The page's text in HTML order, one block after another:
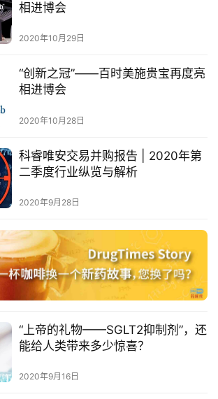
相进博会
2020年10月29日
“创新之冠”——百时美施贵宝再度亮
相进博会
2020年10月28日
科睿唯安交易并购报告 | 2020年第
二季度行业纵览与解析
2020年9月28日
“上帝的礼物——SGLT2抑制剂”，还
能给人类带来多少惊喜？
2020年9月16日